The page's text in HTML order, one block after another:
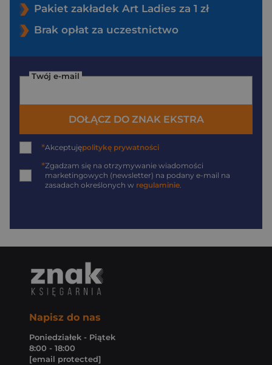
Pakiet zakładek Art Ladies za 1 zł
Brak opłat za uczestnictwo
Twój e-mail
DOŁĄCZ DO ZNAK EKSTRA
*Akceptujępolitykę prywatności
*Zgadzam się na otrzymywanie wiadomości
marketingowych (newsletter) na podany e-mail na
zasadach określonych w regulaminie.
Napisz do nas
Poniedziałek - Piątek
8:00 - 18:00
[email protected]